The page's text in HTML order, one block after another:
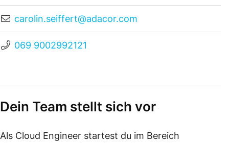
carolin.seiffert@adacor.com
069 9002992121
Dein Team stellt sich vor
Als Cloud Engineer startest du im Bereich